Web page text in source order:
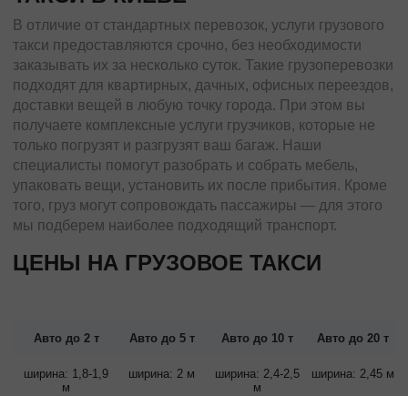
В отличие от стандартных перевозок, услуги грузового
такси предоставляются срочно, без необходимости
заказывать их за несколько суток. Такие грузоперевозки
подходят для квартирных, дачных, офисных переездов,
доставки вещей в любую точку города. При этом вы
получаете комплексные услуги грузчиков, которые не
только погрузят и разгрузят ваш багаж. Наши
специалисты помогут разобрать и собрать мебель,
упаковать вещи, установить их после прибытия. Кроме
того, груз могут сопровождать пассажиры — для этого
мы подберем наиболее подходящий транспорт.
ЦЕНЫ НА ГРУЗОВОЕ ТАКСИ
Авто до 2 т Авто до 5 т Авто до 10 т Авто до 20 т
ширина: 1,8-1,9
м
ширина: 2 м
ширина: 2,4-2,5
м
ширина: 2,45 м